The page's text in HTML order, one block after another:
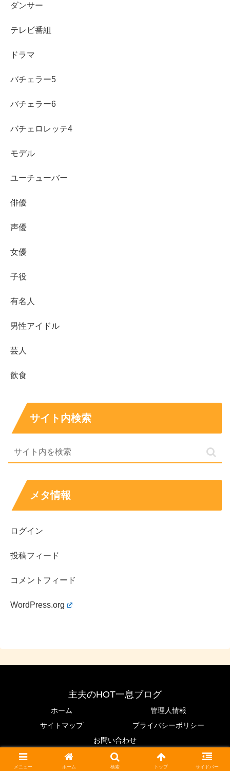
ダンサー
テレビ番組
ドラマ
バチェラー5
バチェラー6
バチェロレッテ4
モデル
ユーチューバー
俳優
声優
女優
子役
有名人
男性アイドル
芸人
飲食
サイト内検索
メタ情報
ログイン
投稿フィード
コメントフィード
WordPress.org
主夫のHOT一息ブログ
ホーム
管理人情報
サイトマップ
プライバシーポリシー
お問い合わせ
© 2020 主夫のHOT一息ブログ.
メニュー ホーム 検索 トップ サイドバー